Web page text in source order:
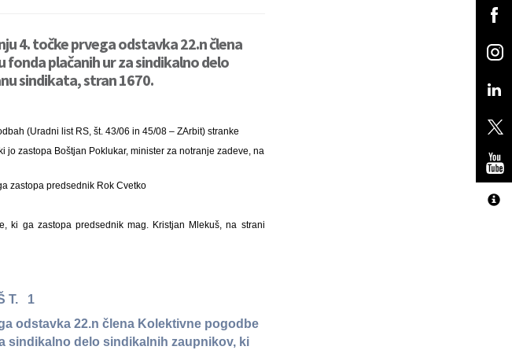
4. točke prvega odstavka 22.n člena
plačanih ur za sindikalno delo
sindikata, stran 1670.
(Uradni list RS, št. 43/06 in 45/08 – ZArbit) stranke
zastopa Boštjan Poklukar, minister za notranje zadeve, na
zastopa predsednik Rok Cvetko
ki ga zastopa predsednik mag. Kristjan Mlekuš, na strani
T. 1
odstavka 22.n člena Kolektivne pogodbe
sindikalno delo sindikalnih zaupnikov, ki